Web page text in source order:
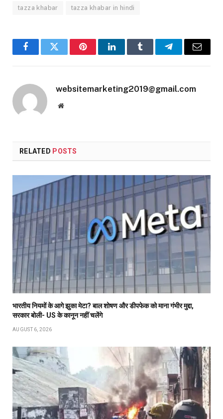
tazza khabar tazza khabar in hindi
FacebookTwitter PinterestLinkedInTumblr TelegramEmail
websitemarketing2019@gmail.com
Website
RELATED POSTS
भारतीय नियमों के आगे झुका मेटा? बाल शोषण और डीपफेक को माना गंभीर मुद्दा,
सरकार बोली- US के कानून नहीं चलेंगे
AUGUST 6, 2026